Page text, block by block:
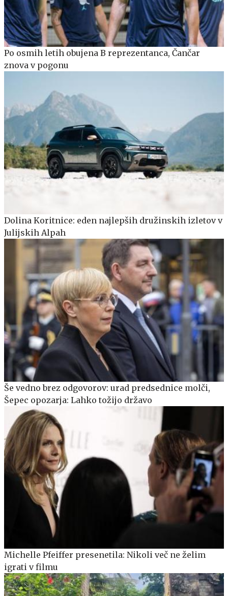
Po osmih letih obujena B reprezentanca, Čančar
znova v pogonu
Dolina Koritnice: eden najlepših družinskih izletov v
Julijskih Alpah
Še vedno brez odgovorov: urad predsednice molči,
Šepec opozarja: Lahko tožijo državo
Michelle Pfeiffer presenetila: Nikoli več ne želim
igrati v filmu